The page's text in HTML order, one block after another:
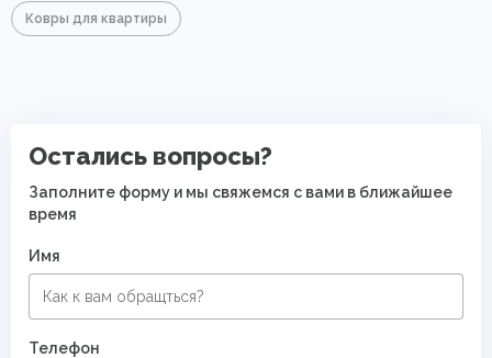
Ковры для квартиры
Остались вопросы?
Заполните форму и мы свяжемся с вами в ближайшее
время
Имя
Телефон